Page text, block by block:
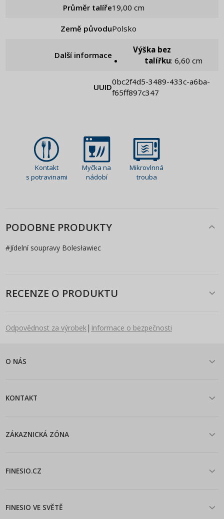
Průměr talíře 19,00 cm
Země původu Polsko
Další informace
Výška bez
talířku: 6,60 cm
UUID
0bc2f4d5-3489-433c-a6ba-
f65ff897c347
Kontakt
s potravinami
Myčka na
nádobí
Mikrovlnná
trouba
PODOBNE PRODUKTY
#Jídelní soupravy Bolesławiec
RECENZE O PRODUKTU
Odpovědnost za výrobek| Informace o bezpečnosti
O NÁS
KONTAKT
ZÁKAZNICKÁ ZÓNA
FINESIO.CZ
FINESIO VE SVĚTĚ